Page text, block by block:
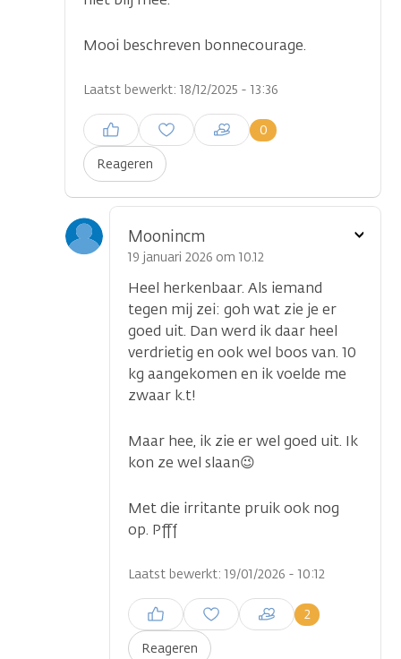
Mooi beschreven bonnecourage.
Laatst bewerkt: 18/12/2025 - 13:36
Reageren
0
Inloggen om een reactie te
plaatsen
Moonincm
19 januari 2026 om 10.12
Heel herkenbaar. Als iemand
tegen mij zei: goh wat zie je er
goed uit. Dan werd ik daar heel
verdrietig en ook wel boos van. 10
kg aangekomen en ik voelde me
zwaar k.t!
Maar hee, ik zie er wel goed uit. Ik
kon ze wel slaan😉
Met die irritante pruik ook nog
op. Pfff
Laatst bewerkt: 19/01/2026 - 10:12
Reageren
2
Inloggen om een reactie te
plaatsen
Toon